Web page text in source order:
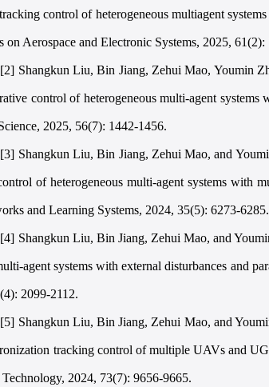
control of heterogeneous multiagent
on Aerospace and Electronic Systems, 2025, 61(2):
[2] Shangkun Liu, Bin Jiang, Zehui Mao, Youmin
control of heterogeneous multi-agent
2025, 56(7): 1442-1456.
[3] Shangkun Liu, Bin Jiang, Zehui Mao, and
of heterogeneous multi-agent systems with
and Learning Systems, 2024, 35(5): 6273-6285.
[4] Shangkun Liu, Bin Jiang, Zehui Mao, and
agent systems with external disturbances and
2099-2112.
[5] Shangkun Liu, Bin Jiang, Zehui Mao, and
tracking control of multiple UAVs and
Technology, 2024, 73(7): 9656-9665.